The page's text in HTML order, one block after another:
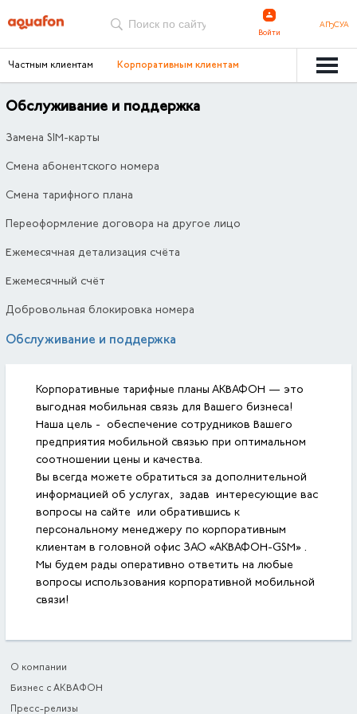
Войти
АҦСУА
Частным клиентам Корпоративным клиентам
Обслуживание и поддержка
Замена SIM-карты
Смена абонентского номера
Смена тарифного плана
Переоформление договора на другое лицо
Ежемесячная детализация счёта
Ежемесячный счёт
Добровольная блокировка номера
Обслуживание и поддержка
Корпоративные тарифные планы АКВАФОН — это
выгодная мобильная связь для Вашего бизнеса!
Наша цель - обеспечение сотрудников Вашего
предприятия мобильной связью при оптимальном
соотношении цены и качества.
Вы всегда можете обратиться за дополнительной
информацией об услугах, задав интересующие вас
вопросы на сайте
или обратившись к
персональному менеджеру по корпоративным
клиентам в головной офис ЗАО «АКВАФОН-GSM» .
Мы будем рады оперативно ответить на любые
вопросы использования корпоративной мобильной
связи!
О компании
Бизнес с АКВАФОН
Пресс-релизы